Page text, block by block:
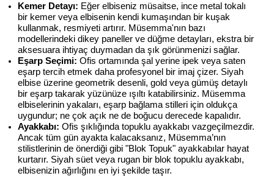
Kemer Detayı: Eğer elbiseniz müsaitse, ince metal tokalı
bir kemer veya elbisenin kendi kumaşından bir kuşak
kullanmak, resmiyeti artırır. Müsemma'nın bazı
modellerindeki dikey paneller ve düğme detayları, ekstra bir
aksesuara ihtiyaç duymadan da şık görünmenizi sağlar.
Eşarp Seçimi: Ofis ortamında şal yerine ipek veya saten
eşarp tercih etmek daha profesyonel bir imaj çizer. Siyah
elbise üzerine geometrik desenli, gold veya gümüş detaylı
bir eşarp takarak yüzünüze ışıltı katabilirsiniz. Müsemma
elbiselerinin yakaları, eşarp bağlama stilleri için oldukça
uygundur; ne çok açık ne de boğucu derecede kapalıdır.
Ayakkabı: Ofis şıklığında topuklu ayakkabı vazgeçilmezdir.
Ancak tüm gün ayakta kalacaksanız, Müsemma’nın
stilistlerinin de önerdiği gibi "Blok Topuk" ayakkabılar hayat
kurtarır. Siyah süet veya rugan bir blok topuklu ayakkabı,
elbisenizin ağırlığını en iyi şekilde taşır.